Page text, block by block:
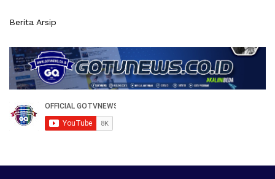
Berita Arsip